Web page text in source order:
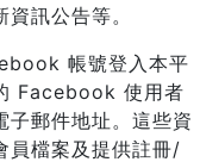
資訊公告等。
帳號登入本平
Facebook 使用者
子郵件地址。這些資
員檔案及提供註冊/